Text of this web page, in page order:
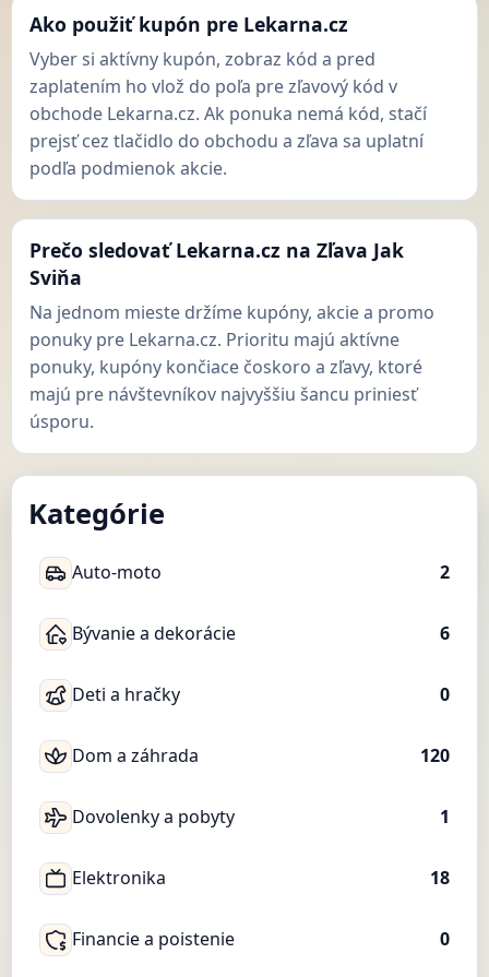
Ako použiť kupón pre Lekarna.cz
Vyber si aktívny kupón, zobraz kód a pred
zaplatením ho vlož do poľa pre zľavový kód v
obchode Lekarna.cz. Ak ponuka nemá kód, stačí
prejsť cez tlačidlo do obchodu a zľava sa uplatní
podľa podmienok akcie.
Prečo sledovať Lekarna.cz na Zľava Jak
Sviňa
Na jednom mieste držíme kupóny, akcie a promo
ponuky pre Lekarna.cz. Prioritu majú aktívne
ponuky, kupóny končiace čoskoro a zľavy, ktoré
majú pre návštevníkov najvyššiu šancu priniesť
úsporu.
Kategórie
Auto-moto 2
Bývanie a dekorácie 6
Deti a hračky 0
Dom a záhrada 120
Dovolenky a pobyty 1
Elektronika 18
Financie a poistenie 0